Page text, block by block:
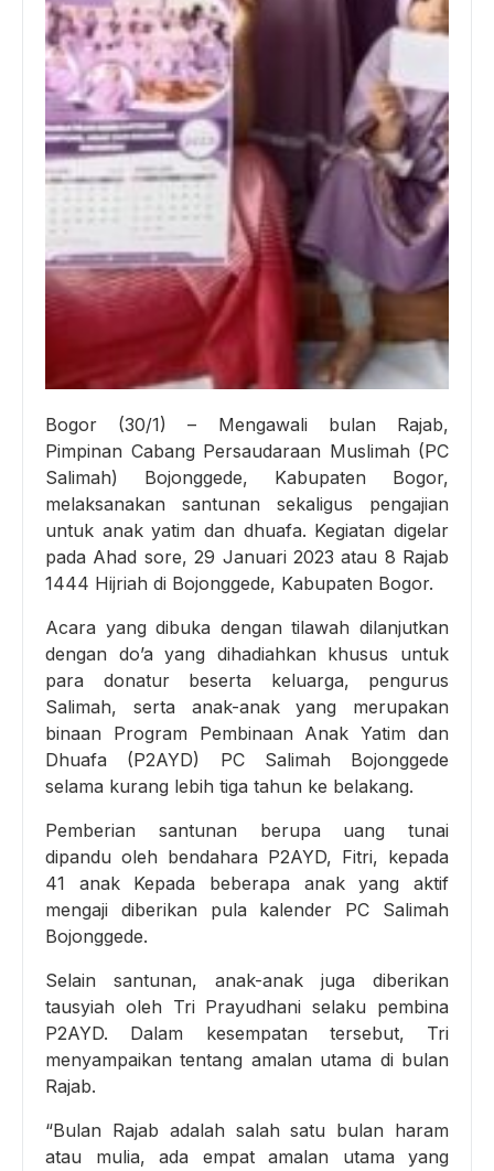
Bogor (30/1) – Mengawali bulan Rajab,
Pimpinan Cabang Persaudaraan Muslimah (PC
Salimah) Bojonggede, Kabupaten Bogor,
melaksanakan santunan sekaligus pengajian
untuk anak yatim dan dhuafa. Kegiatan digelar
pada Ahad sore, 29 Januari 2023 atau 8 Rajab
1444 Hijriah di Bojonggede, Kabupaten Bogor.
Acara yang dibuka dengan tilawah dilanjutkan
dengan do’a yang dihadiahkan khusus untuk
para donatur beserta keluarga, pengurus
Salimah, serta anak-anak yang merupakan
binaan Program Pembinaan Anak Yatim dan
Dhuafa (P2AYD) PC Salimah Bojonggede
selama kurang lebih tiga tahun ke belakang.
Pemberian santunan berupa uang tunai
dipandu oleh bendahara P2AYD, Fitri, kepada
41 anak Kepada beberapa anak yang aktif
mengaji diberikan pula kalender PC Salimah
Bojonggede.
Selain santunan, anak-anak juga diberikan
tausyiah oleh Tri Prayudhani selaku pembina
P2AYD. Dalam kesempatan tersebut, Tri
menyampaikan tentang amalan utama di bulan
Rajab.
“Bulan Rajab adalah salah satu bulan haram
atau mulia, ada empat amalan utama yang